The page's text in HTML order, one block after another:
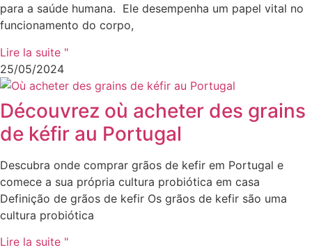
para a saúde humana. Ele desempenha um papel vital no
funcionamento do corpo,
Lire la suite "
25/05/2024
Découvrez où acheter des grains
de kéfir au Portugal
Descubra onde comprar grãos de kefir em Portugal e
comece a sua própria cultura probiótica em casa
Definição de grãos de kefir Os grãos de kefir são uma
cultura probiótica
Lire la suite "